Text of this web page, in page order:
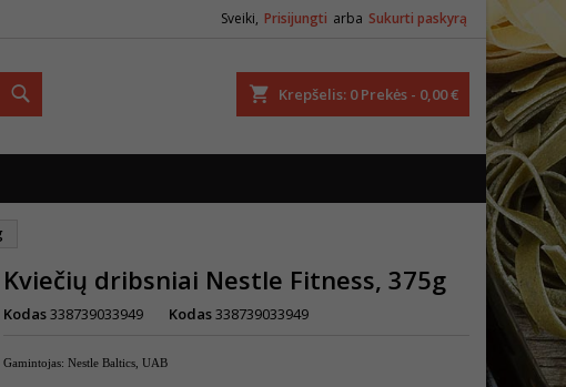
Sveiki, Prisijungti arba Sukurti paskyrą
Krepšelis 0 Prekės - 0,00 €
Kviečių dribsniai Nestle Fitness, 375g
Kodas338739033949 Kodas338739033949
Gamintojas: Nestle Baltics, UAB